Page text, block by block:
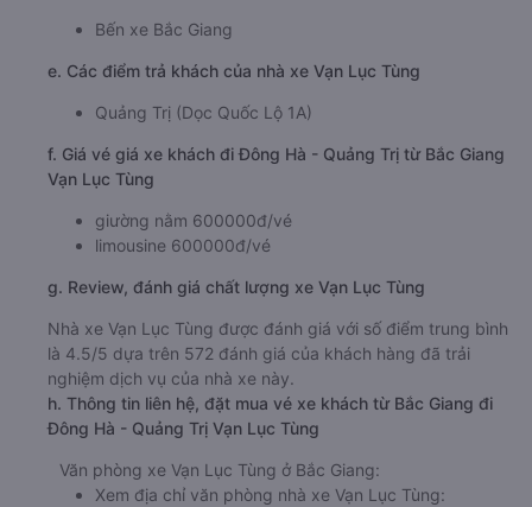
Bến xe Bắc Giang
e. Các điểm trả khách của nhà xe Vạn Lục Tùng
Quảng Trị (Dọc Quốc Lộ 1A)
f. Giá vé giá xe khách đi Đông Hà - Quảng Trị từ Bắc Giang
Vạn Lục Tùng
giường nằm 600000đ/vé
limousine 600000đ/vé
g. Review, đánh giá chất lượng xe Vạn Lục Tùng
Nhà xe Vạn Lục Tùng được đánh giá với số điểm trung bình
là 4.5/5 dựa trên 572 đánh giá của khách hàng đã trải
nghiệm dịch vụ của nhà xe này.
h. Thông tin liên hệ, đặt mua vé xe khách từ Bắc Giang đi
Đông Hà - Quảng Trị Vạn Lục Tùng
Văn phòng xe Vạn Lục Tùng ở Bắc Giang:
Xem địa chỉ văn phòng nhà xe Vạn Lục Tùng: